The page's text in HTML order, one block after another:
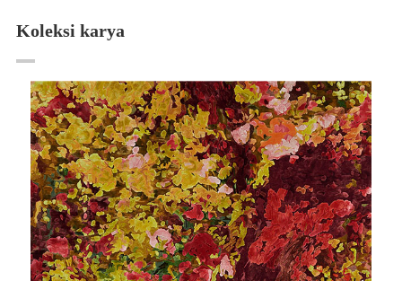
Koleksi karya